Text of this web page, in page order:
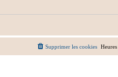
Supprimer les cookies